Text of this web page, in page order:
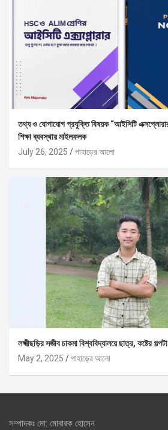
তথ্য ও যোগাযোগ প্রযুক্তি বিষয়ক “আইসিটি
শিক্ষা ব্যবস্থায় মাইলফলক
July 26, 2025
পাহাড়ের আলো
লক্ষ্মীছড়ির সজীব চাকমা বিশ্ববিদ্যালয়ে ছাত্র, কষ্টের
May 2, 2025
পাহাড়ের আলো
সম্পাদকঃ মো: মোবারক হোসেন